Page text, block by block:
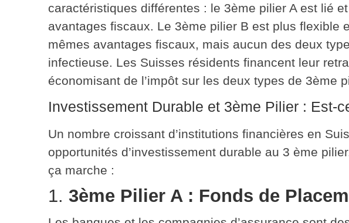
caractéristiques différentes : le 3ème pilier A est lié
avantages fiscaux. Le 3ème pilier B est plus flexible
mêmes avantages fiscaux, mais aucun des deux
infectieuse. Les Suisses résidents financent leur
économisant de l’impôt sur les deux types de 3ème
Investissement Durable et 3ème Pilier : Est-
Un nombre croissant d’institutions financières en
opportunités d’investissement durable au 3 ème
ça marche :
1. 3ème Pilier A : Fonds de